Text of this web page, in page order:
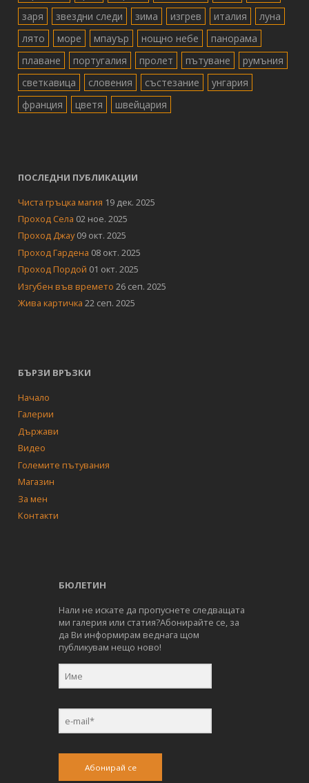
заря
звездни следи зима изгрев италия
луна
лято
море мпауър нощно небе
панорама
плаване
португалия пролет пътуване
румъния
светкавица
словения състезание
унгария
франция
цветя швейцария
ПОСЛЕДНИ ПУБЛИКАЦИИ
Чиста гръцка магия 19 дек. 2025
Проход Села 02 ное. 2025
Проход Джау 09 окт. 2025
Проход Гардена 08 окт. 2025
Проход Пордой 01 окт. 2025
Изгубен във времето 26 сеп. 2025
Жива картичка 22 сеп. 2025
БЪРЗИ ВРЪЗКИ
Начало
Галерии
Държави
Видео
Големите пътувания
Магазин
За мен
Контакти
БЮЛЕТИН
Нали не искате да пропуснете следващата
ми галерия или статия?Абонирайте се, за
да Ви информирам веднага щом
публикувам нещо ново!
Абонирай се